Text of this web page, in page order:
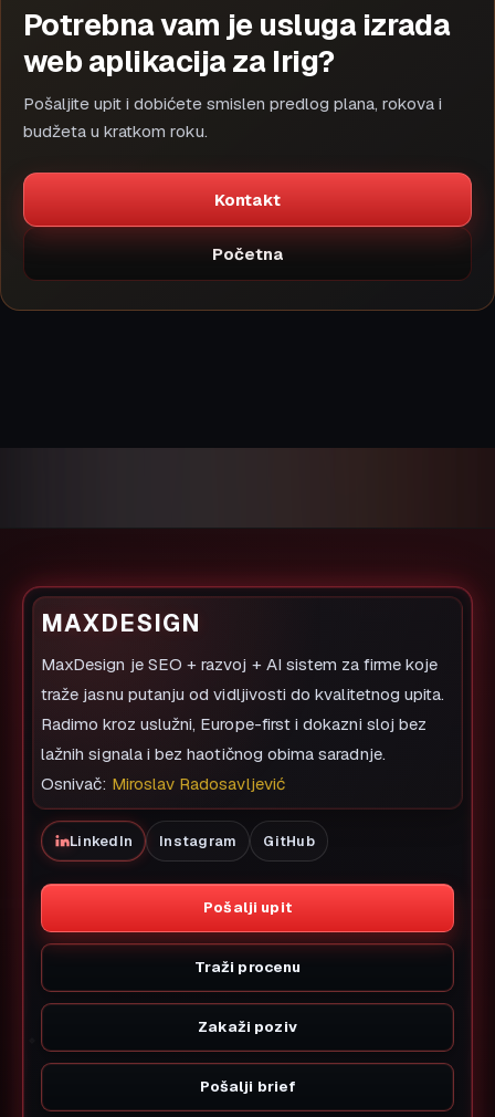
Potrebna vam je usluga izrada
web aplikacija za Irig?
Pošaljite upit i dobićete smislen predlog plana, rokova i
budžeta u kratkom roku.
Kontakt
Početna
MAXDESIGN
MaxDesign je SEO + razvoj + AI sistem za firme koje
traže jasnu putanju od vidljivosti do kvalitetnog upita.
Radimo kroz uslužni, Europe-first i dokazni sloj bez
lažnih signala i bez haotičnog obima saradnje.
Osnivač: Miroslav Radosavljević
LinkedIn Instagram GitHub
Pošalji upit
Traži procenu
Zakaži poziv
Pošalji brief